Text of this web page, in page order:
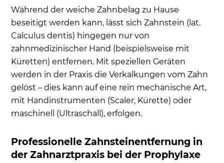
Während der weiche Zahnbelag zu Hause
beseitigt werden kann, lässt sich Zahnstein (lat.
Calculus dentis) hingegen nur von
zahnmedizinischer Hand (beispielsweise mit
Küretten) entfernen. Mit speziellen Geräten
werden in der Praxis die Verkalkungen vom Zahn
gelöst – dies kann auf eine rein mechanische Art,
mit Handinstrumenten (Scaler, Kürette) oder
maschinell (Ultraschall), erfolgen.
Professionelle Zahnsteinentfernung in
der Zahnarztpraxis bei der Prophylaxe